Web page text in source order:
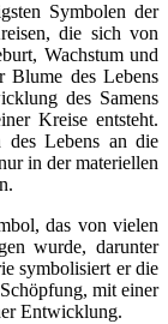
Symbolen der
die sich von
Wachstum und
Blume des Lebens
des Samens
Kreise entsteht.
des Lebens an die
in der materiellen
das von vielen
wurde, darunter
symbolisiert er die
mit einer
Entwicklung.